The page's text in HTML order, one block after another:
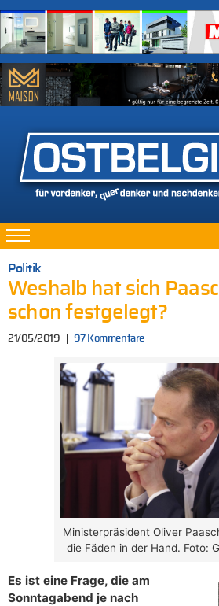
Politik
Weshalb hat sich
schon festgelegt?
21/05/2019 97 Kommentare
Ministerpräsident Oliver
die Fäden in der Hand. Foto:
Es ist eine Frage, die am
Sonntagabend je nach